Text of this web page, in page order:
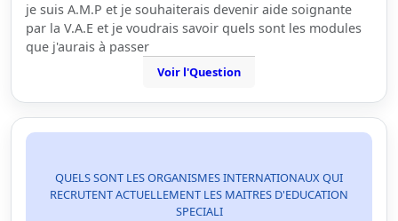
je suis A.M.P et je souhaiterais devenir aide soignante
par la V.A.E et je voudrais savoir quels sont les modules
que j'aurais à passer
Voir l'Question
QUELS SONT LES ORGANISMES INTERNATIONAUX QUI
RECRUTENT ACTUELLEMENT LES MAITRES D'EDUCATION
SPECIALI